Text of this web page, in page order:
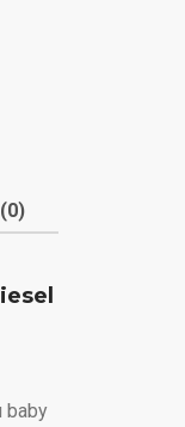
baby